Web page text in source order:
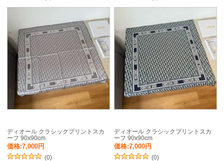
ディオール クラシックプリントスカ
ーフ 90x90cm
価格:7,000円
(0)
ディオール クラシックプリントスカ
ーフ 90x90cm
価格:7,000円
(0)